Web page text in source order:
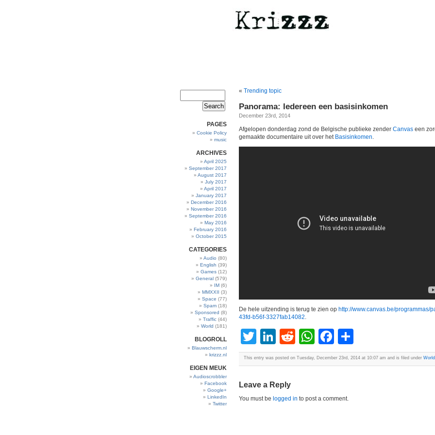
PAGES
Cookie Policy
music
ARCHIVES
April 2025
September 2017
August 2017
July 2017
April 2017
January 2017
December 2016
November 2016
September 2016
May 2016
February 2016
October 2015
CATEGORIES
Audio (80)
English (39)
Games (12)
General (579)
IM (6)
MMXXII (3)
Space (77)
Spam (18)
Sponsored (8)
Traffic (44)
World (181)
BLOGROLL
Blauwscherm.nl
krizzz.nl
EIGEN MEUK
Audioscrobbler
Facebook
Google+
LinkedIn
Twitter
« Trending topic
Panorama: Iedereen een basisinkomen
December 23rd, 2014
Afgelopen donderdag zond de Belgische publieke zender Canvas een
gemaakte documentaire uit over het Basisinkomen.
De hele uitzending is terug te zien op http://www.canvas.be/programmas/
43fd-b56f-3327fab14082.
Twitter
LinkedIn
RedditWhatsApp
Facebook
This entry was posted on Tuesday, December 23rd, 2014 at 10:07 am and is filed under World
Leave a Reply
You must be logged in to post a comment.